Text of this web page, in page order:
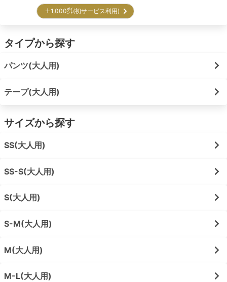
＋1,000㌽(初サービス利用)
タイプから探す
パンツ(大人用)
テープ(大人用)
サイズから探す
SS(大人用)
SS-S(大人用)
S(大人用)
S-M(大人用)
M(大人用)
M-L(大人用)